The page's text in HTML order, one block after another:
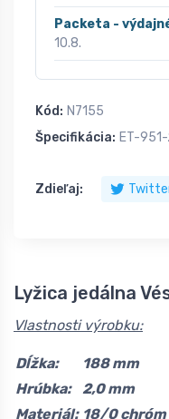
Packeta -
10.8.
Kód: N7155
Špecifikácia: ET-
Zdieľaj:
Lyžica jedálna
Vlastnosti výrobku:
Dĺžka:
188 mm
Hrúbka:
2,0 mm
Materiál: 18/0 chróm